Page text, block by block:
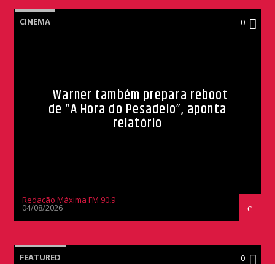
CINEMA 0
Warner também prepara reboot
de “A Hora do Pesadelo”, aponta
relatório
Redação Máxima FM 90,9
04/08/2026
FEATURED 0